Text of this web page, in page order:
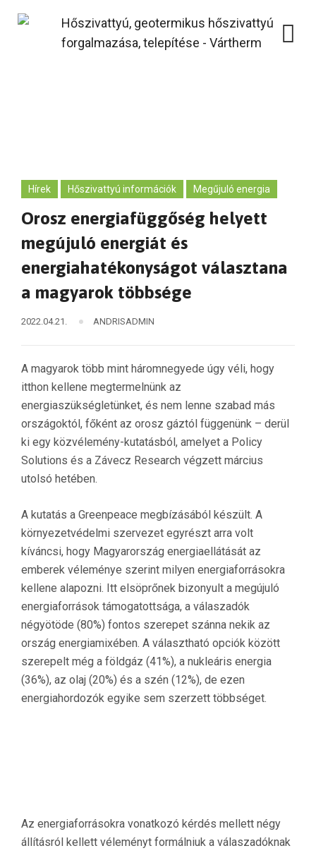
Hírek Hőszivattyú információk Megűjuló energia
Orosz energiafüggőség helyett
megújuló energiát és
energiahatékonyságot választana
a magyarok többsége
2022.04.21. ANDRISADMIN
A magyarok több mint háromnegyede úgy véli, hogy
itthon kellene megtermelnünk az
energiaszükségletünket, és nem lenne szabad más
országoktól, főként az orosz gáztól függenünk – derül
ki egy közvélemény-kutatásból, amelyet a Policy
Solutions és a Závecz Research végzett március
utolsó hetében.
A kutatás a Greenpeace megbízásából készült. A
környezetvédelmi szervezet egyrészt arra volt
kíváncsi, hogy Magyarország energiaellátását az
emberek véleménye szerint milyen energiaforrásokra
kellene alapozni. Itt elsöprőnek bizonyult a megújuló
energiaforrások támogatottsága, a válaszadók
négyötöde (80%) fontos szerepet szánna nekik az
ország energiamixében. A választható opciók között
szerepelt még a földgáz (41%), a nukleáris energia
(36%), az olaj (20%) és a szén (12%), de ezen
energiahordozók egyike sem szerzett többséget.
Az energiaforrásokra vonatkozó kérdés mellett négy
állításról kellett véleményt formálniuk a válaszadóknak